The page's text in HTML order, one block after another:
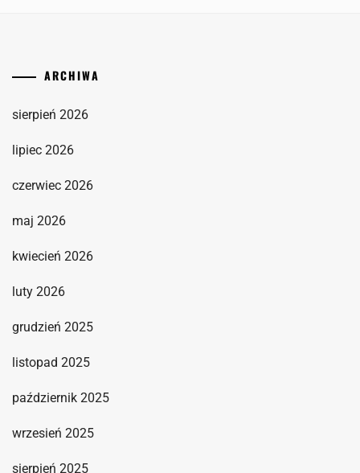
ARCHIWA
sierpień 2026
lipiec 2026
czerwiec 2026
maj 2026
kwiecień 2026
luty 2026
grudzień 2025
listopad 2025
październik 2025
wrzesień 2025
sierpień 2025